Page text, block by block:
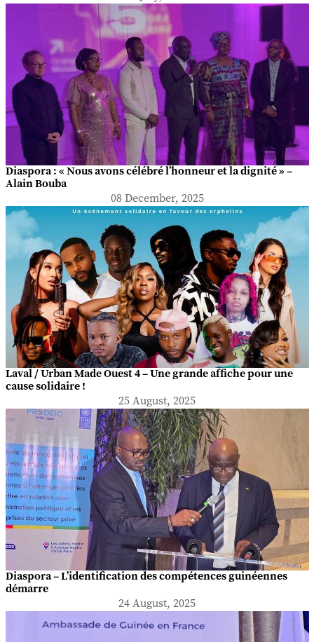
Diaspora : « Nous avons célébré l’honneur et la dignité » –
Alain Bouba
08 December, 2025
Laval / Urban Made Ouest 4 – Une grande affiche pour une
cause solidaire !
25 August, 2025
Diaspora – L’identification des compétences guinéennes
démarre
24 August, 2025